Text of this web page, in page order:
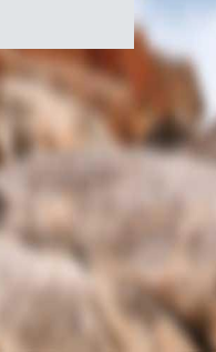
du
Canada